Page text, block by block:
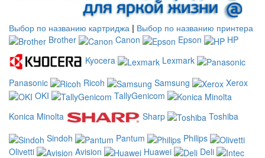
Выбор по названию картриджа | Выбор по названию принтера
Brother
Canon Epson
HP
Kyocera
Lexmark
Panasonic
Ricoh Samsung
Xerox
OKI
TallyGenicom
Konica Minolta
Sharp
Toshiba
Sindoh
Pantum
Philips
Olivetti
Avision Huawei
Deli